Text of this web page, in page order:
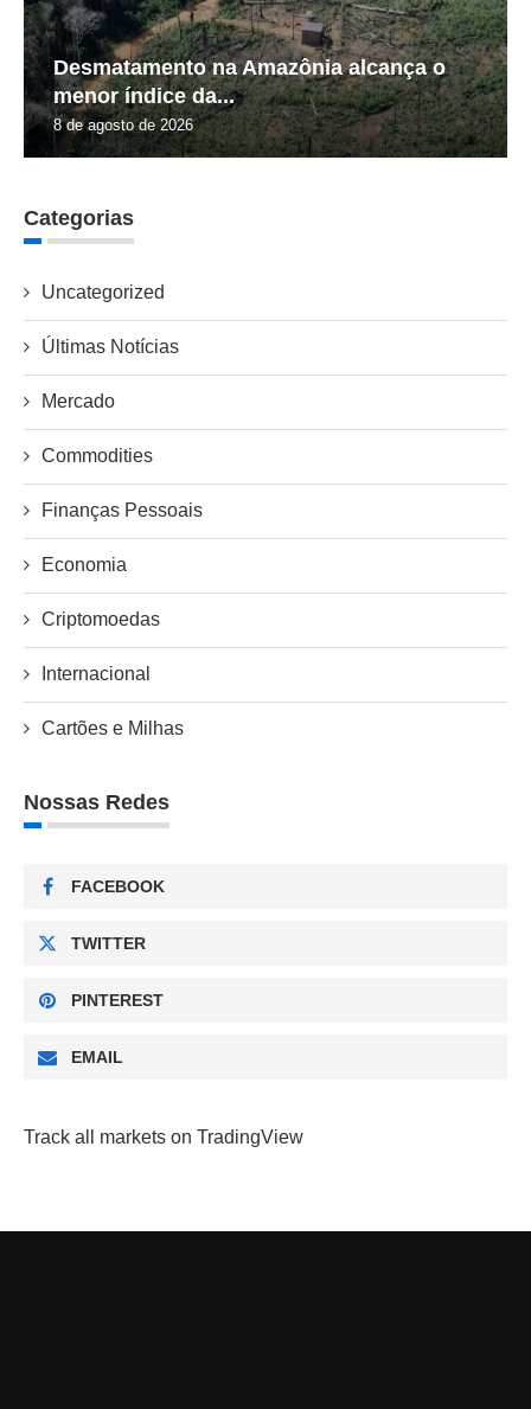
Desmatamento na Amazônia alcança o
menor índice da...
8 de agosto de 2026
Categorias
Uncategorized
Últimas Notícias
Mercado
Commodities
Finanças Pessoais
Economia
Criptomoedas
Internacional
Cartões e Milhas
Nossas Redes
FACEBOOK
TWITTER
PINTEREST
EMAIL
Track all markets on TradingView